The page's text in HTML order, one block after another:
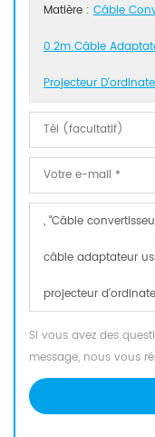
Matière : Câble
0.2m Câble
Projecteur
Si vous avez des
message, nous vous